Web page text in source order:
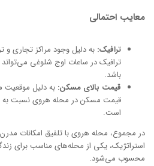
معایب احتمالی
ترافیک: به دلیل وجود مراکز تجاری و
ترافیک در ساعات اوج شلوغی
باشد.
قیمت بالای مسکن: به دلیل موقعیت
قیمت مسکن در محله هروی نسبت به
است.
در مجموع، محله هروی با تلفیق امکانات
استراتژیک، یکی از محله‌های مناسب برای
محسوب می‌شود.